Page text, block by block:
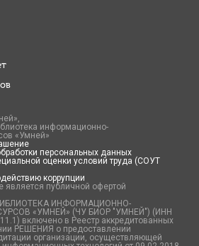
информационно-
«Умней»
персональных данных
оценки условий труда (СОУТ
коррупции
является публичной офертой
ИНФОРМАЦИОННО-
«УМНЕЙ» (ЧУ БИОР "УМНЕЙ") (ИНН
включено в Реестр аккредитованных
РЕШЕНИЯ о предоставлении
организации, осуществляющей